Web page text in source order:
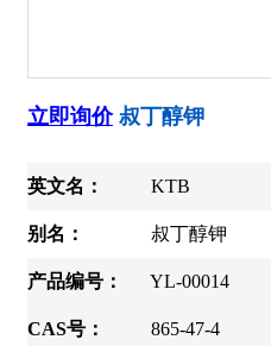
立即询价 叔丁醇钾
英文名： KTB
别名： 叔丁醇钾
产品编号： YL-00014
CAS号： 865-47-4